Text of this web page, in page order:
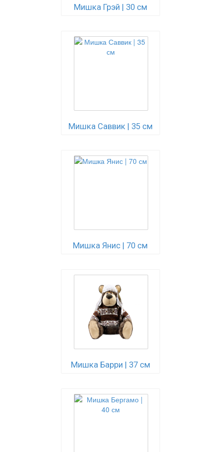
Мишка Грэй | 30 см
Мишка Саввик | 35 см
Мишка Янис | 70 см
Мишка Барри | 37 см